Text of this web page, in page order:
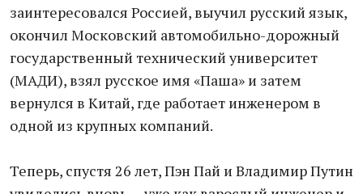
заинтересовался Россией, выучил русский язык,
окончил Московский автомобильно-дорожный
государственный технический университет
(МАДИ), взял русское имя «Паша» и затем
вернулся в Китай, где работает инженером в
одной из крупных компаний.
Теперь, спустя 26 лет, Пэн Пай и Владимир Путин